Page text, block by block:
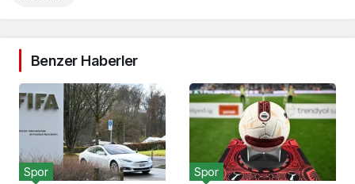
Benzer Haberler
Spor Spor